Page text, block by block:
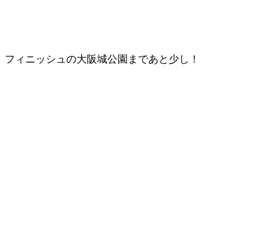
フィニッシュの大阪城公園まであと少し！